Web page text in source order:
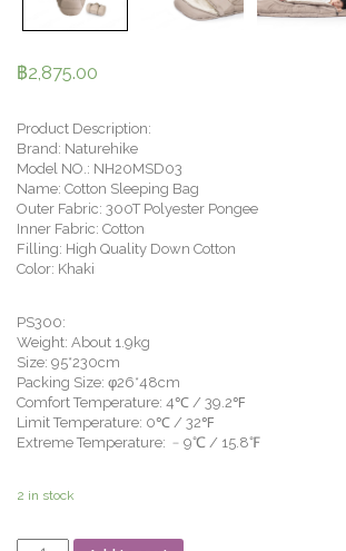
฿2,875.00
Product Description:
Brand: Naturehike
Model NO.: NH20MSD03
Name: Cotton Sleeping Bag
Outer Fabric: 300T Polyester Pongee
Inner Fabric: Cotton
Filling: High Quality Down Cotton
Color: Khaki
PS300:
Weight: About 1.9kg
Size: 95*230cm
Packing Size: φ26*48cm
Comfort Temperature: 4℃ / 39.2℉
Limit Temperature: 0℃ / 32℉
Extreme Temperature: ﹣9℃ / 15.8℉
2 in stock